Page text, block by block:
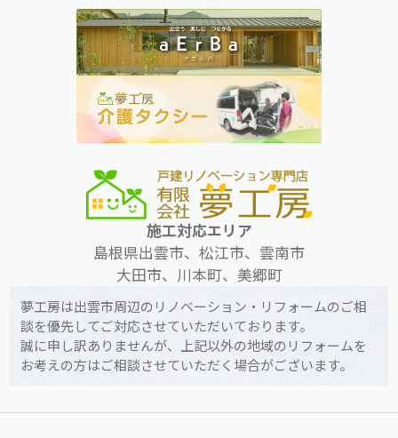
施工対応エリア
島根県出雲市、松江市、雲南市
大田市、川本町、美郷町
夢工房は出雲市周辺のリノベーション・リフォームのご相
談を優先してご対応させていただいております。
誠に申し訳ありませんが、上記以外の地域のリフォームを
お考えの方はご相談させていただく場合がございます。